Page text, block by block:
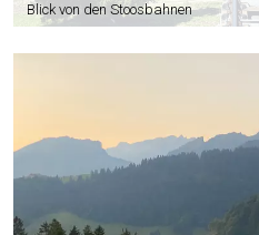
Blick von den Stoosbahnen